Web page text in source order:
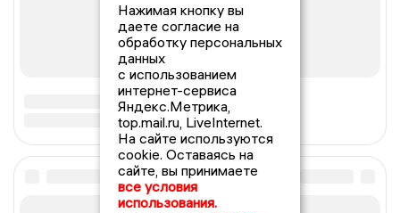
Нажимая кнопку вы
даете согласие на
обработку персональных
данных
с использованием
интернет-сервиса
Яндекс.Метрика,
top.mail.ru, LiveInternet.
На сайте используются
cookie. Оставаясь на
сайте, вы принимаете
все условия
использования.